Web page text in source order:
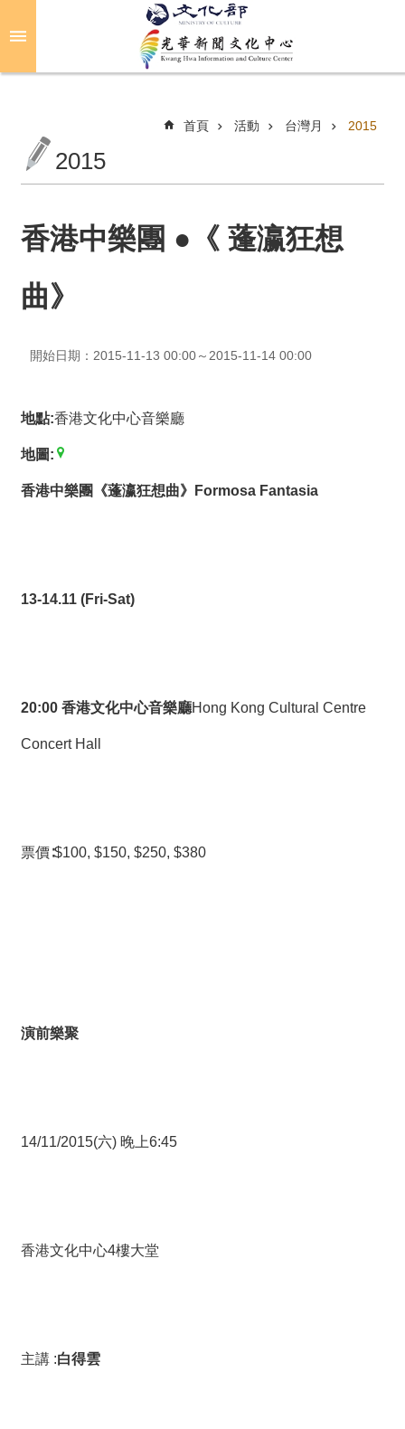
關
光
華
活
動
薦
新
聞
稿
結
華
友
們
首頁 活動 台灣月 2015
2015
香港中樂團 ●《 蓬瀛狂想
曲》
開始日期：2015-11-13 00:00～2015-11-14 00:00
地點:香港文化中心音樂廳
地圖:
香港中樂團《蓬瀛狂想曲》Formosa Fantasia
13-14.11 (Fri-Sat)
20:00 香港文化中心音樂廳Hong Kong Cultural Centre
Concert Hall
票價∶$100, $150, $250, $380
演前樂聚
14/11/2015(六) 晚上6:45
香港文化中心4樓大堂
主講 :白得雲